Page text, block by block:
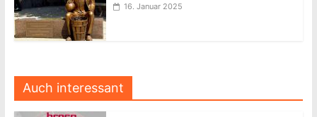
16. Januar 2025
Auch interessant